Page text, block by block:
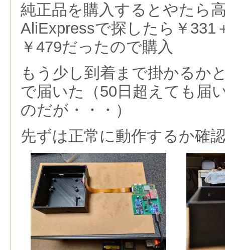
純正品を購入するとやたら
AliExpressで探したら￥331
￥479だったので購入
もう少し到着まで掛かるか
で届いた（50日超えても届
のだが・・・）
先ずは正常に動作するか確